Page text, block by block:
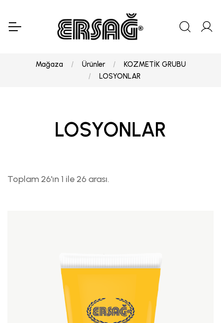
Mağaza Ürünler
KOZMETİK GRUBU
LOSYONLAR
LOSYONLAR
Toplam 26'ın 1 ile 26 arası.